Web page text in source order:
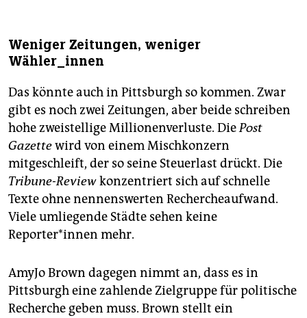
Weniger Zeitungen, weniger
Wähler_innen
Das könnte auch in Pittsburgh so kommen. Zwar
gibt es noch zwei Zeitungen, aber beide schreiben
hohe zweistellige Millionenverluste. DiePost
Gazettewird von einem Mischkonzern
mitgeschleift, der so seine Steuerlast drückt. Die
Tribune-Reviewkonzentriert sich auf schnelle
Texte ohne nennenswerten Rechercheaufwand.
Viele umliegende Städte sehen keine
Reporter*innen mehr.
AmyJo Brown dagegen nimmt an, dass es in
Pittsburgh eine zahlende Zielgruppe für politische
Recherche geben muss. Brown stellt ein